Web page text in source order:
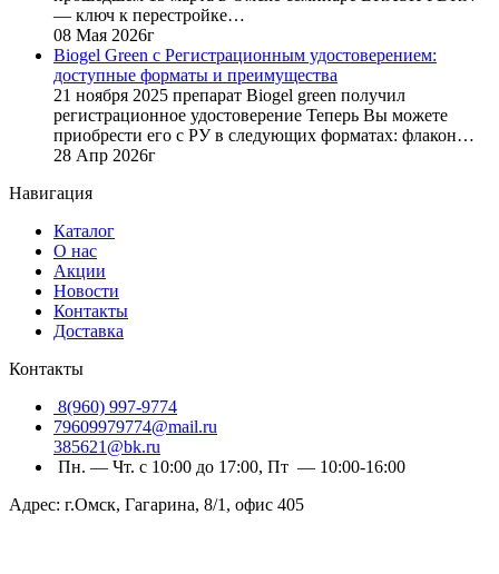
— ключ к перестройке…
08 Мая 2026г
Biogel Green с Регистрационным удостоверением:
доступные форматы и преимущества
21 ноября 2025 препарат Biogel green получил
регистрационное удостоверение Теперь Вы можете
приобрести его с РУ в следующих форматах: флакон…
28 Апр 2026г
Навигация
Каталог
О нас
Акции
Новости
Контакты
Доставка
Контакты
8(960) 997-9774
79609979774@mail.ru
385621@bk.ru
Пн. — Чт. с 10:00 до 17:00, Пт — 10:00-16:00
Адрес: г.Омск, Гагарина, 8/1, офис 405